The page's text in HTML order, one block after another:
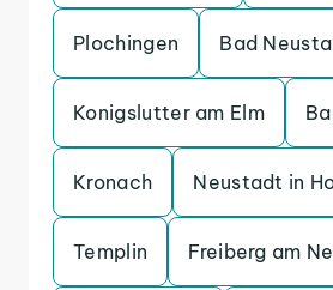
Plochingen Bad
Konigslutter am Elm
Kronach Neustadt in
Templin Freiberg am